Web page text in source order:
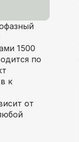
1500
по
к
от